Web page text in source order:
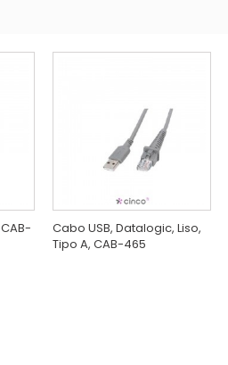
Cabo USB, Datalogic, Liso,
Tipo A, CAB-465